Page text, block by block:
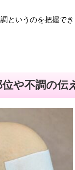
というのを把握でき
や不調の伝